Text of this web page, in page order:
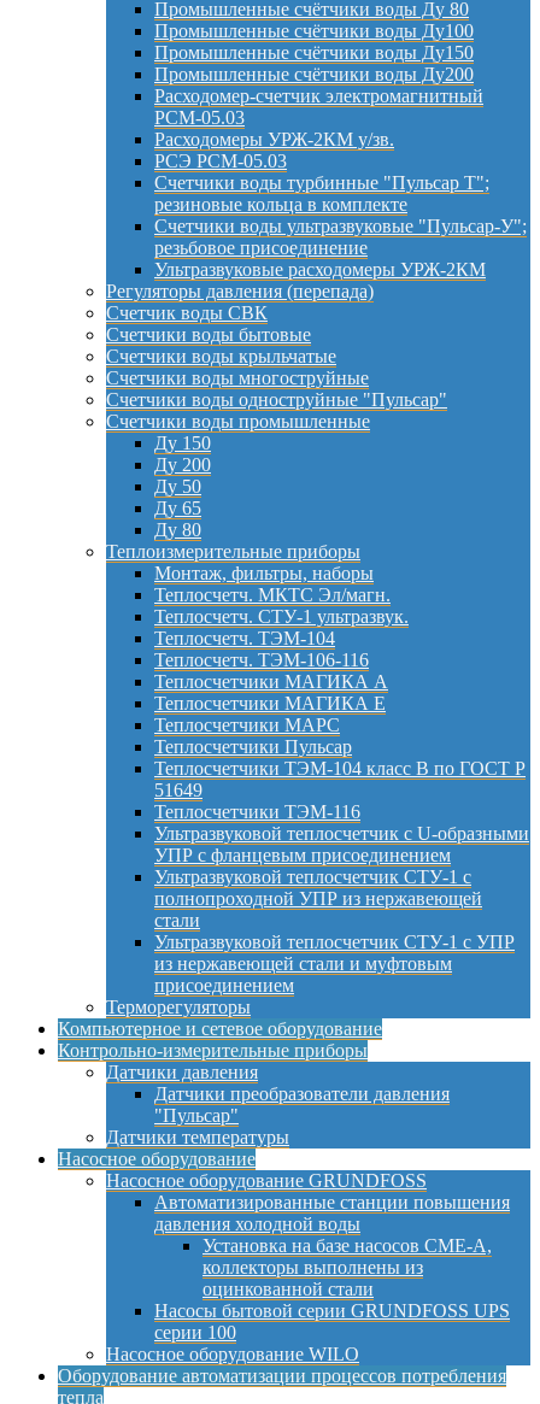
Промышленные счётчики воды Ду 80
Промышленные счётчики воды Ду100
Промышленные счётчики воды Ду150
Промышленные счётчики воды Ду200
Расходомер-счетчик электромагнитный
РСМ-05.03
Расходомеры УРЖ-2КМ у/зв.
РСЭ РСМ-05.03
Счетчики воды турбинные "Пульсар Т";
резиновые кольца в комплекте
Счетчики воды ультразвуковые "Пульсар-У";
резьбовое присоединение
Ультразвуковые расходомеры УРЖ-2КМ
Регуляторы давления (перепада)
Счетчик воды СВК
Счетчики воды бытовые
Счетчики воды крыльчатые
Счетчики воды многоструйные
Счетчики воды одноструйные "Пульсар"
Счетчики воды промышленные
Ду 150
Ду 200
Ду 50
Ду 65
Ду 80
Теплоизмерительные приборы
Монтаж, фильтры, наборы
Теплосчетч. МКТС Эл/магн.
Теплосчетч. СТУ-1 ультразвук.
Теплосчетч. ТЭМ-104
Теплосчетч. ТЭМ-106-116
Теплосчетчики МАГИКА А
Теплосчетчики МАГИКА Е
Теплосчетчики МАРС
Теплосчетчики Пульсар
Теплосчетчики ТЭМ-104 класс B по ГОСТ Р
51649
Теплосчетчики ТЭМ-116
Ультразвуковой теплосчетчик с U-образными
УПР с фланцевым присоединением
Ультразвуковой теплосчетчик СТУ-1 с
полнопроходной УПР из нержавеющей
стали
Ультразвуковой теплосчетчик СТУ-1 с УПР
из нержавеющей стали и муфтовым
присоединением
Терморегуляторы
Компьютерное и сетевое оборудование
Контрольно-измерительные приборы
Датчики давления
Датчики преобразователи давления
"Пульсар"
Датчики температуры
Насосное оборудование
Насосное оборудование GRUNDFOSS
Автоматизированные станции повышения
давления холодной воды
Установка на базе насосов CME-A,
коллекторы выполнены из
оцинкованной стали
Насосы бытовой серии GRUNDFOSS UPS
серии 100
Насосное оборудование WILO
Оборудование автоматизации процессов потребления
тепла